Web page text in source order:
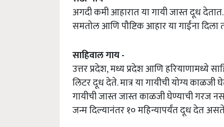
अगदी कमी आहारात या गायी जास्त दूध
समतोल आणि पौष्टिक आहार या गाईंना
साहिवाल गाय -
उत्तर प्रदेश, मध्य प्रदेश आणि हरियाणामध्ये
लिटर दूध देते. मात्र या गायीची योग्य
गायीची जास्त जास्त काळजी घेण्याची गरज
जन्म दिल्यानंतर १० महिन्यापर्यंत दूध देत